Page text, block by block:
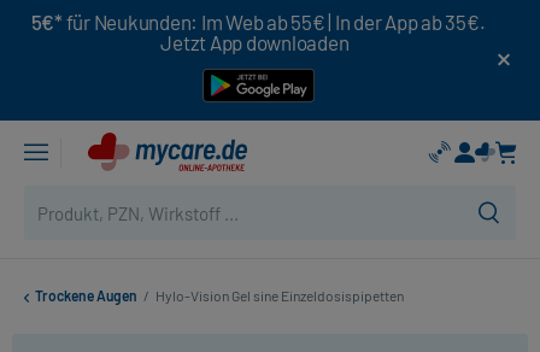
5€* für Neukunden: Im Web ab 55€ | In der App ab 35€.
Jetzt App downloaden
Trockene Augen / Hylo-Vision Gel sine Einzeldosispipetten